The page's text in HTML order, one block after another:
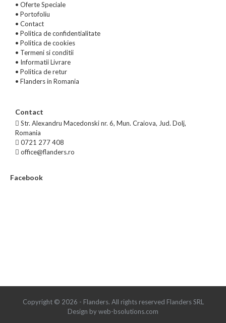
• Oferte Speciale
• Portofoliu
• Contact
• Politica de confidentialitate
• Politica de cookies
• Termeni si conditii
• Informatii Livrare
• Politica de retur
• Flanders in Romania
Contact
Str. Alexandru Macedonski nr. 6, Mun. Craiova, Jud. Dolj,
Romania
0721 277 408
office@flanders.ro
Facebook
Copyright © 2026 - Flanders. All rights reserved Flanders SRL
Design by web-bsolutions.com